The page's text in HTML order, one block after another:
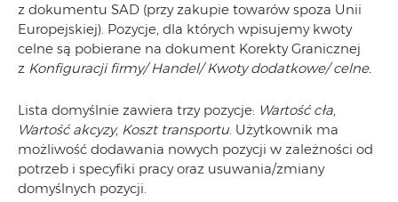
z dokumentu SAD (przy zakupie towarów spoza Unii
Europejskiej). Pozycje, dla których wpisujemy kwoty
celne są pobierane na dokument Korekty Granicznej
z Konfiguracji firmy/ Handel/ Kwoty dodatkowe/ celne.
Lista domyślnie zawiera trzy pozycje: Wartość cła,
Wartość akcyzy, Koszt transportu. Użytkownik ma
możliwość dodawania nowych pozycji w zależności od
potrzeb i specyfiki pracy oraz usuwania/zmiany
domyślnych pozycji.